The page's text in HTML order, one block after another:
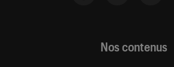
Nos contenus